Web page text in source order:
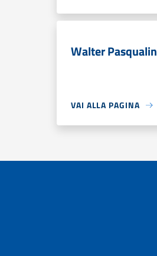
Walter Pasqualin
VAI ALLA PAGINA